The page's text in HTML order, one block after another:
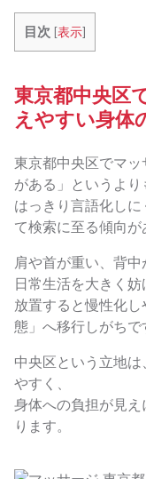
目次 [表示]
東京都中央区
えやすい身体
東京都中央区でマ
がある」というより
はっきり言語化し
て検索に至る傾向が
肩や首が重い、背中
日常生活を大きく妨
放置すると慢性化
態」へ移行しがちで
中央区という立地
やすく、
身体への負担が見
ります。